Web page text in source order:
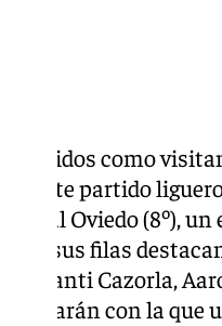
seguidos como
partido
el Real Oviedo (8º),
sus filas
Santi Cazorla,
con la que